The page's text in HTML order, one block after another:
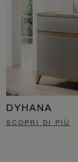
DYHANA
SCOPRI DI PIÙ